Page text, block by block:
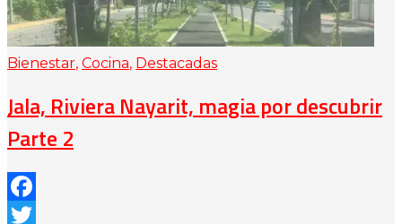
Bienestar, Cocina, Destacadas
Jala, Riviera Nayarit, magia por descubrir
Parte 2
Facebook